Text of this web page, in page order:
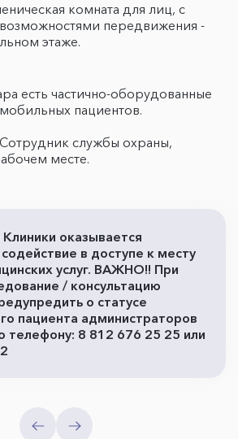
комната для лиц, с
передвижения -
этаже.
есть частично-оборудованные
пациентов.
службы охраны,
месте.
оказывается
в доступе к месту
услуг. ВАЖНО!! При
/ консультацию
о статусе
пациента администраторов
телефону: 8 812 676 25 25 или